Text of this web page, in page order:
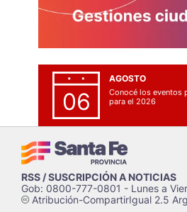
06
AGOSTO
Conocé los eventos
para el 2026
RSS / SUSCRIPCIÓN A NOTICIAS
Gob: 0800-777-0801 - Lunes a
cAtribución-CompartirIgual 2.5